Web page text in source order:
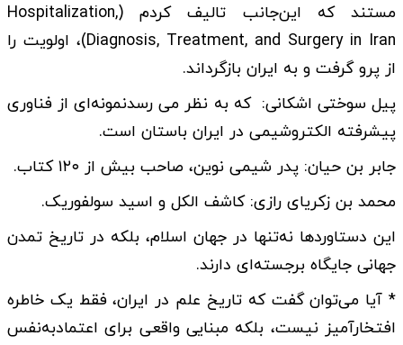
مستند که این‌جانب تالیف کردم (Hospitalization,
Diagnosis, Treatment, and Surgery in Iran)، اولویت را
از پرو گرفت و به ایران بازگرداند.
پیل سوختی اشکانی: که به نظر می رسدنمونه‌ای از فناوری
پیشرفته الکتروشیمی در ایران باستان است.
جابر بن حیان: پدر شیمی نوین، صاحب بیش از ۱۲۰ کتاب.
محمد بن زکریای رازی: کاشف الکل و اسید سولفوریک.
این دستاوردها نه‌تنها در جهان اسلام، بلکه در تاریخ تمدن
جهانی جایگاه برجسته‌ای دارند.
* آیا می‌توان گفت که تاریخ علم در ایران، فقط یک خاطره
افتخارآمیز نیست، بلکه مبنایی واقعی برای اعتمادبه‌نفس